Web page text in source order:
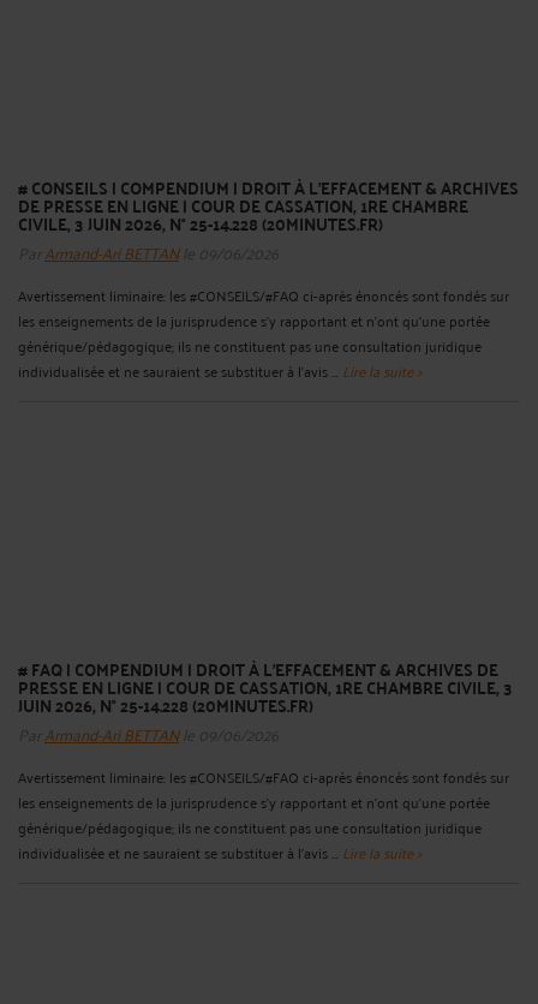
# CONSEILS | COMPENDIUM | DROIT À L'EFFACEMENT & ARCHIVES
DE PRESSE EN LIGNE | COUR DE CASSATION, 1RE CHAMBRE
CIVILE, 3 JUIN 2026, N° 25-14.228 (20MINUTES.FR)
ParArmand-Ari BETTANle 09/06/2026
Avertissement liminaire: les #CONSEILS/#FAQ ci-après énoncés sont fondés sur
les enseignements de la jurisprudence s'y rapportant et n'ont qu'une portée
générique/pédagogique; ils ne constituent pas une consultation juridique
individualisée et ne sauraient se substituer à l'avis ... Lire la suite >
# FAQ | COMPENDIUM | DROIT À L'EFFACEMENT & ARCHIVES DE
PRESSE EN LIGNE | COUR DE CASSATION, 1RE CHAMBRE CIVILE, 3
JUIN 2026, N° 25-14.228 (20MINUTES.FR)
ParArmand-Ari BETTANle 09/06/2026
Avertissement liminaire: les #CONSEILS/#FAQ ci-après énoncés sont fondés sur
les enseignements de la jurisprudence s'y rapportant et n'ont qu'une portée
générique/pédagogique; ils ne constituent pas une consultation juridique
individualisée et ne sauraient se substituer à l'avis ... Lire la suite >